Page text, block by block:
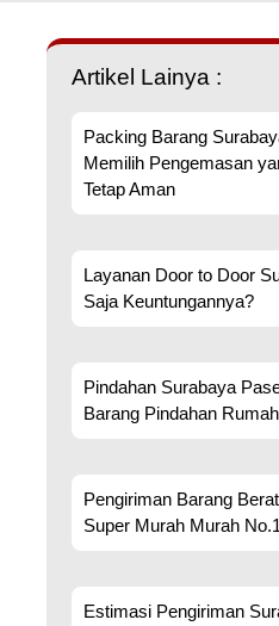
Artikel Lainya :
Packing Barang
Memilih Pengemasan
Tetap Aman
Layanan Door to Door
Saja Keuntungannya?
Pindahan Surabaya
Barang Pindahan
Pengiriman Barang
Super Murah Murah No.1
Estimasi Pengiriman